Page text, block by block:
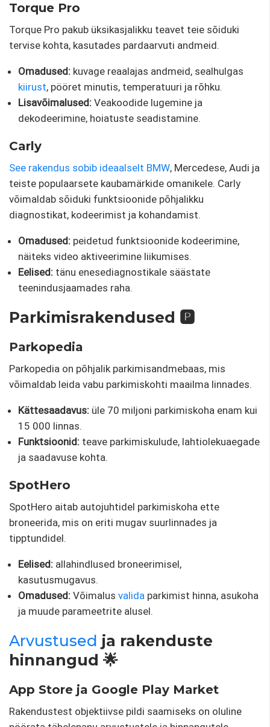
Torque Pro
Torque Pro pakub üksikasjalikku teavet teie sõiduki
tervise kohta, kasutades pardaarvuti andmeid.
Omadused: kuvage reaalajas andmeid, sealhulgas
kiirust, pööret minutis, temperatuuri ja rõhku.
Lisavõimalused: Veakoodide lugemine ja
dekodeerimine, hoiatuste seadistamine.
Carly
See rakendus sobib ideaalselt BMW, Mercedese, Audi ja
teiste populaarsete kaubamärkide omanikele. Carly
võimaldab sõiduki funktsioonide põhjalikku
diagnostikat, kodeerimist ja kohandamist.
Omadused: peidetud funktsioonide kodeerimine,
näiteks video aktiveerimine liikumises.
Eelised: tänu enesediagnostikale säästate
teenindusjaamades raha.
Parkimisrakendused 🅿️
Parkopedia
Parkopedia on põhjalik parkimisandmebaas, mis
võimaldab leida vabu parkimiskohti maailma linnades.
Kättesaadavus: üle 70 miljoni parkimiskoha enam kui
15 000 linnas.
Funktsioonid: teave parkimiskulude, lahtiolekuaegade
ja saadavuse kohta.
SpotHero
SpotHero aitab autojuhtidel parkimiskoha ette
broneerida, mis on eriti mugav suurlinnades ja
tipptundidel.
Eelised: allahindlused broneerimisel,
kasutusmugavus.
Omadused: Võimalus valida parkimist hinna, asukoha
ja muude parameetrite alusel.
Arvustused ja rakenduste
hinnangud 🌟
App Store ja Google Play Market
Rakendustest objektiivse pildi saamiseks on oluline